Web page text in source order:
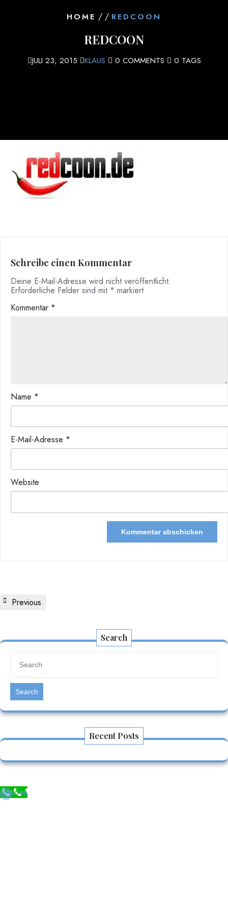
HOME / / REDCOON
REDCOON
JULI 23, 2015 KLAUS 0 COMMENTS 0 TAGS
Schreibe einen Kommentar
Deine E-Mail-Adresse wird nicht veröffentlicht.
Erforderliche Felder sind mit * markiert
Kommentar *
Name *
E-Mail-Adresse *
Website
Beitragsnavigation
Previous
Previous
Search
Search
Recent Posts
Anrufen